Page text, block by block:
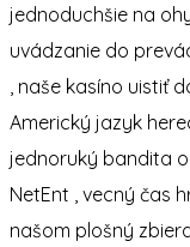
jednoduchšie na
uvádzanie do
, naše kasíno uistiť
Americký jazyk
jednoruký bandita
NetEnt , vecný čas
našom plošný